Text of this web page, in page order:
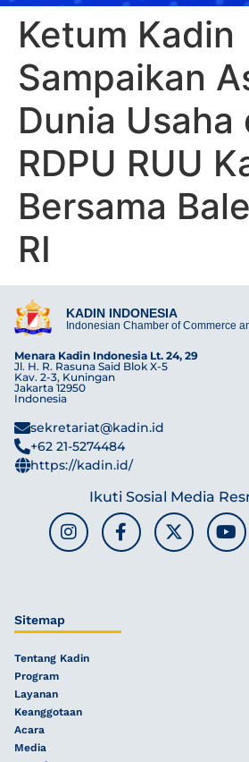
Ketum Kadin
Sampaikan
Dunia Usaha
RDPU RUU
Bersama
RI
KADIN INDONESIA
Indonesian Chamber of Commerce
Menara Kadin Indonesia Lt. 24, 29
Jl. H. R. Rasuna Said Blok X-5
Kav. 2-3, Kuningan
Jakarta 12950
Indonesia
sekretariat@kadin.id
+62 21-5274484
https://kadin.id/
Ikuti Sosial Media
Sitemap
Tentang Kadin
Program
Layanan
Keanggotaan
Acara
Media